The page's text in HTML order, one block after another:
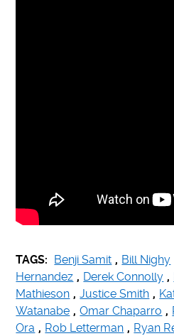
TAGS: Benji Samit , Bill Nighy
Hernandez , Derek Connolly ,
Mathieson , Justice Smith ,
Watanabe , Omar Chaparro ,
Ora , Rob Letterman , Ryan